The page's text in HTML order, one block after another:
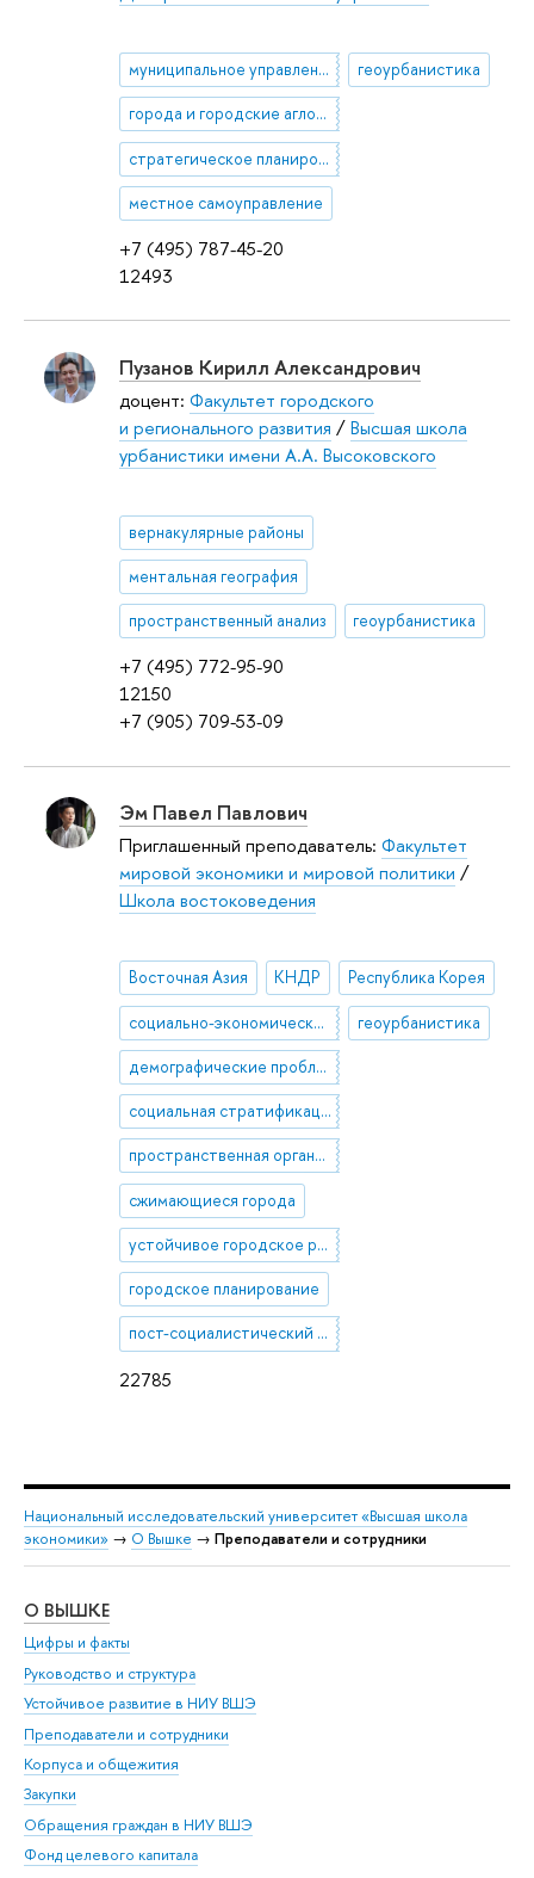
+7 (495) 787-45-20
12493
муниципальное управление геоурбанистика
города и городские агломерации
стратегическое планирование на государственном и муниципальном уровне
местное самоуправление
+7 (495) 772-95-90
12150
+7 (905) 709-53-09
Пузанов Кирилл Александрович
доцент: Факультет городского
и регионального развития /Высшая школа
урбанистики имени А.А. Высоковского
вернакулярные районы
ментальная география
пространственный анализ геоурбанистика
22785
Эм Павел Павлович
Приглашенный преподаватель: Факультет
мировой экономики и мировой политики /
Школа востоковедения
Восточная Азия КНДР Республика Корея
социально-экономическая география геоурбанистика
демографические проблемы
социальная стратификация
пространственная организация
сжимающиеся города
устойчивое городское развитие
городское планирование
пост-социалистический город
Национальный исследовательский университет «Высшая школа
экономики» → О Вышке → Преподаватели и сотрудники
О ВЫШКЕ
Цифры и факты
Руководство и структура
Устойчивое развитие в НИУ ВШЭ
Преподаватели и сотрудники
Корпуса и общежития
Закупки
Обращения граждан в НИУ ВШЭ
Фонд целевого капитала